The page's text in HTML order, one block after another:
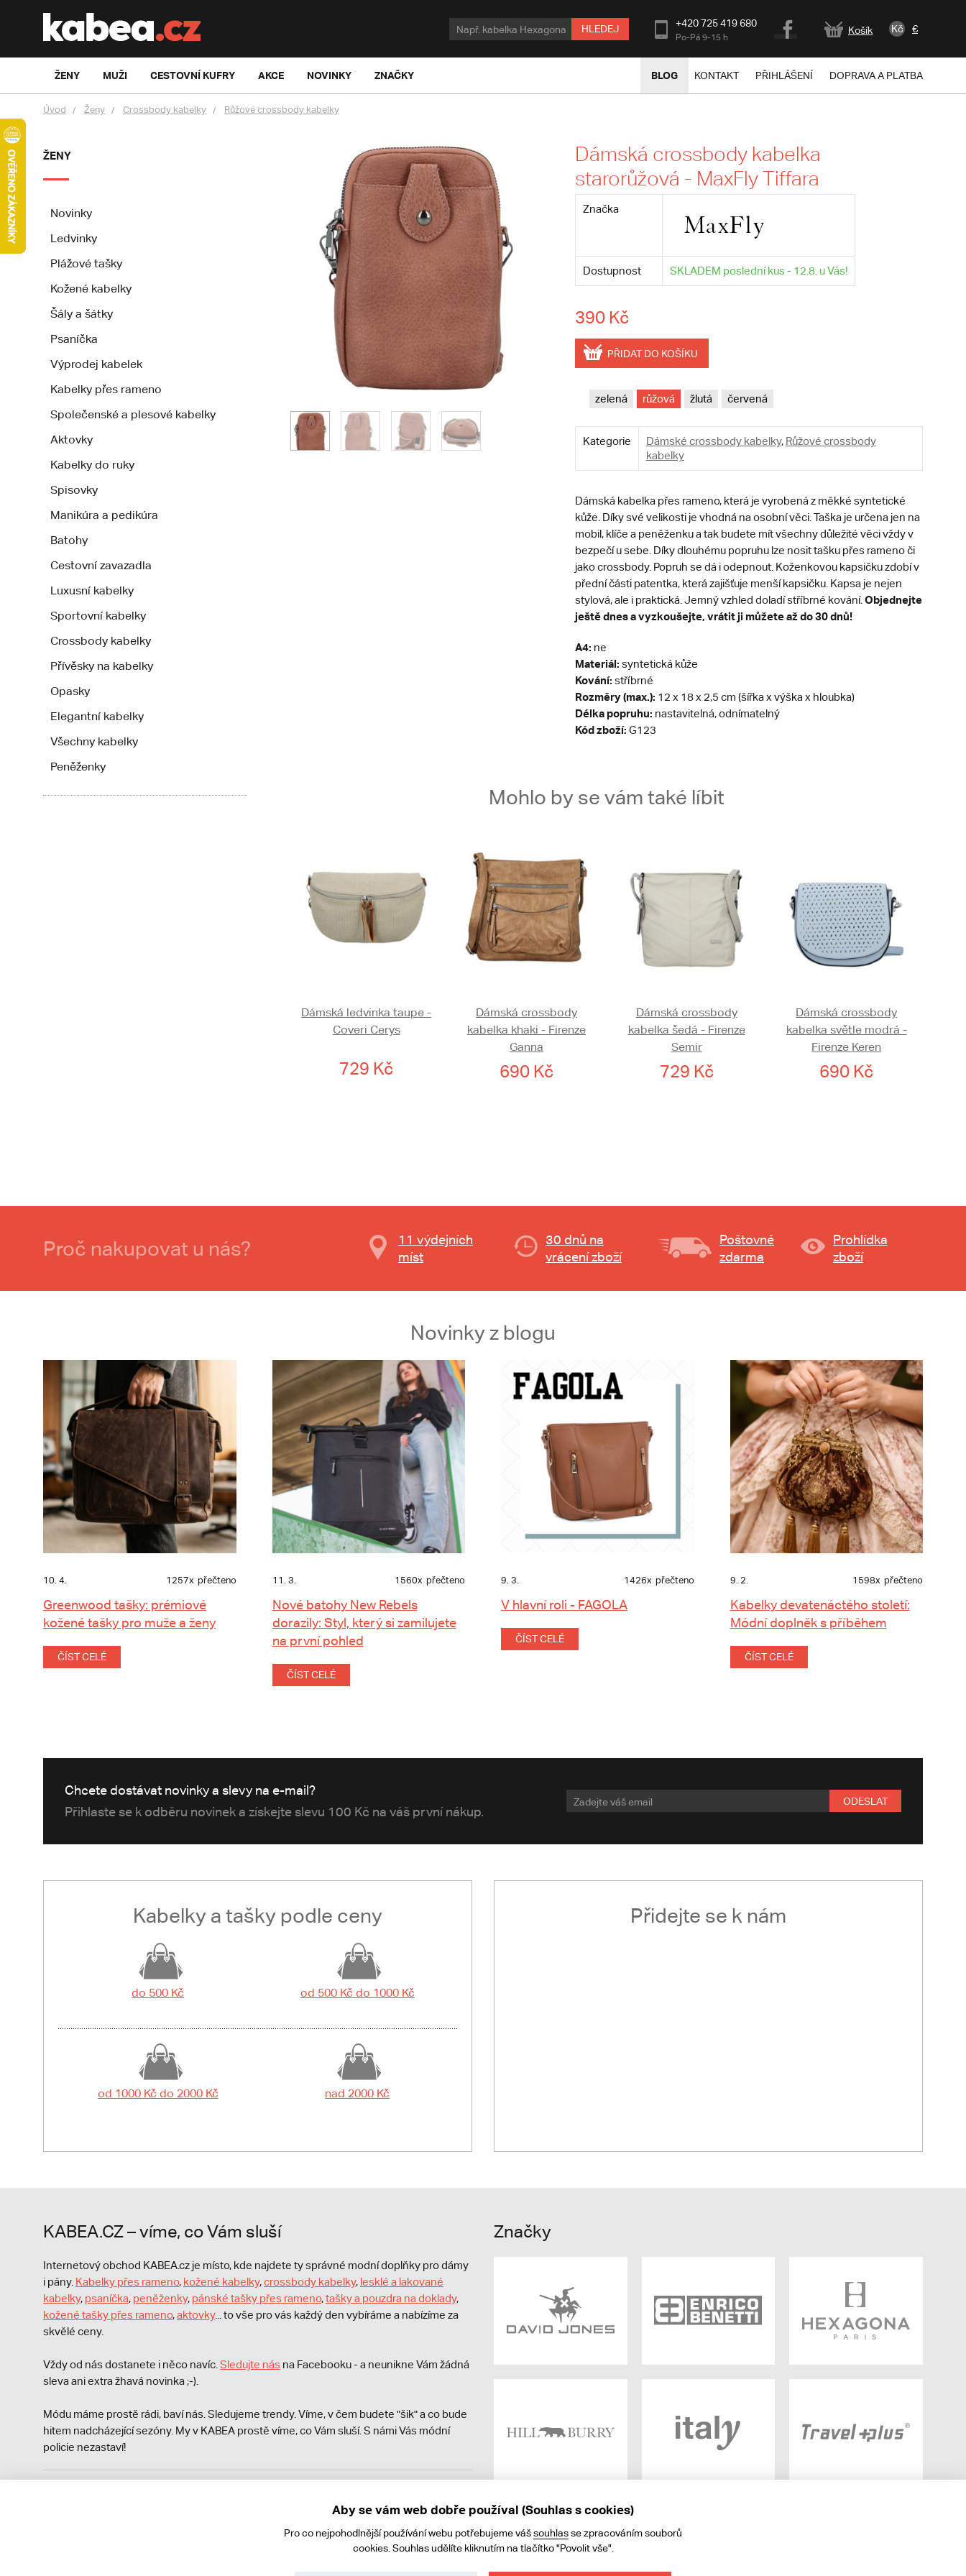
HLEDEJ +420 725 419 680
Po-Pá 9-15 h
Košík Kč €
ŽENY MUŽI CESTOVNÍ KUFRY AKCE NOVINKY ZNAČKY BLOG KONTAKT PŘIHLÁŠENÍ DOPRAVA A PLATBA
Úvod Ženy Crossbody kabelky Růžové crossbody kabelky
ŽENY
Novinky
Ledvinky
Plážové tašky
Kožené kabelky
Šály a šátky
Psaníčka
Výprodej kabelek
Kabelky přes rameno
Společenské a plesové kabelky
Aktovky
Kabelky do ruky
Spisovky
Manikúra a pedikúra
Batohy
Cestovní zavazadla
Luxusní kabelky
Sportovní kabelky
Crossbody kabelky
Přívěsky na kabelky
Opasky
Elegantní kabelky
Všechny kabelky
Peněženky
Dámská crossbody kabelka
starorůžová - MaxFly Tiffara
Značka
Dostupnost SKLADEM poslední kus - 12.8. u Vás!
390 Kč
PŘIDAT DO KOŠÍKU
zelená růžová žlutá červená
Kategorie Dámské crossbody kabelky, Růžové crossbody
kabelky
Dámská kabelka přes rameno, která je vyrobená z měkké syntetické
kůže. Díky své velikosti je vhodná na osobní věci. Taška je určena jen na
mobil, klíče a peněženku a tak budete mít všechny důležité věci vždy v
bezpečí u sebe. Díky dlouhému popruhu lze nosit tašku přes rameno či
jako crossbody. Popruh se dá i odepnout. Koženkovou kapsičku zdobí v
přední části patentka, která zajišťuje menší kapsičku. Kapsa je nejen
stylová, ale i praktická. Jemný vzhled doladí stříbrné kování. Objednejte
ještě dnes a vyzkoušejte, vrátit ji můžete až do 30 dnů!
A4: ne
Materiál: syntetická kůže
Kování: stříbrné
Rozměry (max.): 12 x 18 x 2,5 cm (šířka x výška x hloubka)
Délka popruhu: nastavitelná, odnímatelný
Kód zboží: G123
Mohlo by se vám také líbit
Dámská ledvinka taupe -
Coveri Cerys
729 Kč
Dámská crossbody
kabelka khaki - Firenze
Ganna
690 Kč
Dámská crossbody
kabelka šedá - Firenze
Semir
729 Kč
Dámská crossbody
kabelka světle modrá -
Firenze Keren
690 Kč
Proč nakupovat u nás?
11 výdejních
míst
30 dnů na
vrácení zboží
Poštovné
zdarma
Prohlídka
zboží
Novinky z blogu
10. 4. 1257x přečteno
Greenwood tašky: prémiové
kožené tašky pro muže a ženy
ČÍST CELÉ
11. 3. 1560x přečteno
Nové batohy New Rebels
dorazily: Styl, který si zamilujete
na první pohled
ČÍST CELÉ
9. 3. 1426x přečteno
V hlavní roli - FAGOLA
ČÍST CELÉ
9. 2. 1598x přečteno
Kabelky devatenáctého století:
Módní doplněk s příběhem
ČÍST CELÉ
Chcete dostávat novinky a slevy na e-mail?
Přihlaste se k odběru novinek a získejte slevu 100 Kč na váš první nákup.
ODESLAT
Kabelky a tašky podle ceny
do 500 Kč od 500 Kč do 1000 Kč
od 1000 Kč do 2000 Kč nad 2000 Kč
Přidejte se k nám
KABEA.CZ – víme, co Vám sluší
Internetový obchod KABEA.cz je místo, kde najdete ty správné modní doplňky pro dámy
i pány. Kabelky přes rameno, kožené kabelky,crossbody kabelky, lesklé a lakované
kabelky, psaníčka, peněženky, pánské tašky přes rameno,tašky a pouzdra na doklady,
kožené tašky přes rameno,aktovky... to vše pro vás každý den vybíráme a nabízíme za
skvělé ceny.
Vždy od nás dostanete i něco navíc. Sledujte nás na Facebooku - a neunikne Vám žádná
sleva ani extra žhavá novinka ;-).
Módu máme prostě rádi, baví nás. Sledujeme trendy. Víme, v čem budete "šik" a co bude
hitem nadcházející sezóny. My v KABEA prostě víme, co Vám sluší. S námi Vás módní
policie nezastaví!
Zároveň je povinen zaevidovat přijatou tržbu u správce daně online; v případě
Značky
Aby se vám web dobře používal (Souhlas s cookies)
Pro co nejpohodlnější používání webu potřebujeme vášsouhlasse zpracováním souborů
cookies. Souhlas udělíte kliknutím na tlačítko "Povolit vše".